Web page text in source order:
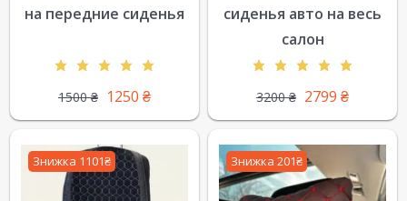
на передние сиденья
1500₴ 1250 ₴
сиденья авто на весь
салон
3200₴ 2799 ₴
Знижка 1101₴ Знижка 201₴